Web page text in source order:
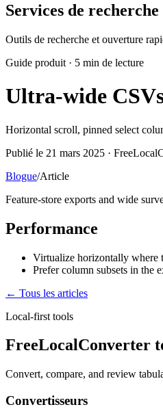
Services de recherche
Outils de recherche et ouverture
Guide produit · 5 min de lecture
Ultra-wide
Horizontal scroll, pinned select
Publié le 21 mars 2025 ·
Blogue/Article
Feature-store exports and wide
Performance
Virtualize horizontally where
Prefer column subsets in the
← Tous les articles
Local-first tools
FreeLocalConverter
Convert, compare, and review
Convertisseurs